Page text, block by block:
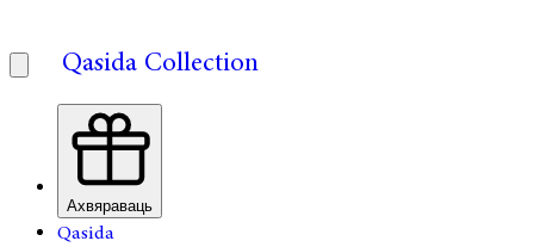
Qasida Collection
Ахвяраваць
Qasida